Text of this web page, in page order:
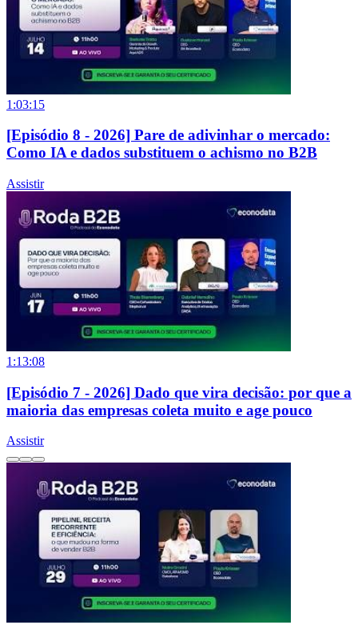
1:03:15
[Episódio 8 - 2026] Pare de adivinhar o mercado:
Como IA e dados substituem o achismo no B2B
Assistir
1:13:08
[Episódio 7 - 2026] Dado que vira decisão: por que a
maioria das empresas coleta muito e age pouco
Assistir